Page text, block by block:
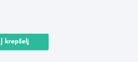
Į krepšelį